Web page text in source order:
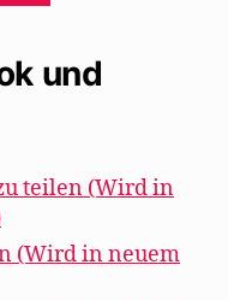
literarische
Figur
Hasler“
und
teilen (Wird in
(Wird in neuem